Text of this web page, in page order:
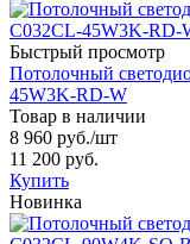
Быстрый просмотр
Потолочный
45W3K-RD-W
Товар в наличии
8 960 руб./шт
11 200 руб.
Купить
Новинка